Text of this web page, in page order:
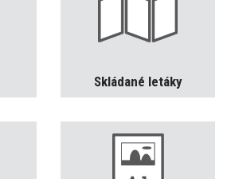
Skládané letáky